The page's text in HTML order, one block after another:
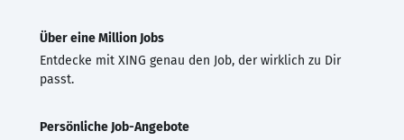
Über eine Million Jobs
Entdecke mit XING genau den Job, der wirklich zu Dir
passt.
Persönliche Job-Angebote